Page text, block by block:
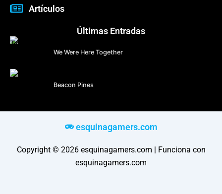
Artículos
Últimas Entradas
We Were Here Together
Beacon Pines
esquinagamers.com
Copyright © 2026 esquinagamers.com | Funciona con
esquinagamers.com